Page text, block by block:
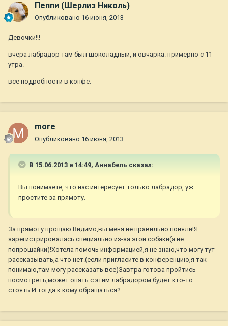
Пеппи (Шерлиз Николь)
Опубликовано 16 июня, 2013
Девочки!!!
вчера лабрадор там был шоколадный, и овчарка. примерно с 11
утра.
все подробности в конфе.
more
Опубликовано 16 июня, 2013
В 15.06.2013 в 14:49, Aннaбель сказал:
Вы понимаете, что нас интересует только лабрадор, уж
простите за прямоту.
За прямоту прощаю.Видимо,вы меня не правильно поняли!Я
зарегистрировалась специально из-за этой собаки(а не
попрошайки)!Хотела помочь информацией,я не знаю,что могу тут
рассказывать,а что нет.(если пригласите в конференцию,я так
понимаю,там могу рассказать все)Завтра готова пройтись
посмотреть,может опять с этим лабрадором будет кто-то
стоять.И тогда к кому обращаться?